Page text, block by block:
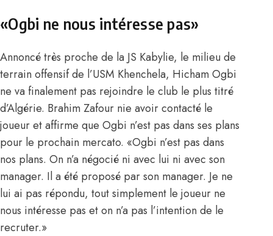
«Ogbi ne nous intéresse pas»
Annoncé très proche de la JS Kabylie, le milieu de
terrain offensif de l’USM Khenchela, Hicham Ogbi
ne va finalement pas rejoindre le club le plus titré
d’Algérie. Brahim Zafour nie avoir contacté le
joueur et affirme que Ogbi n’est pas dans ses plans
pour le prochain mercato. «Ogbi n’est pas dans
nos plans. On n’a négocié ni avec lui ni avec son
manager. Il a été proposé par son manager. Je ne
lui ai pas répondu, tout simplement le joueur ne
nous intéresse pas et on n’a pas l’intention de le
recruter.»